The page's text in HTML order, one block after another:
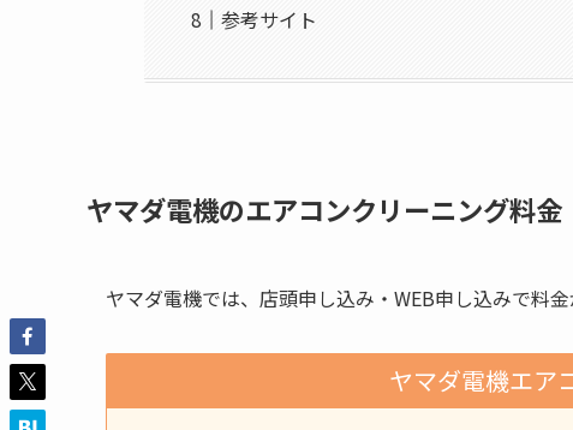
参考サイト
ヤマダ電機のエアコンクリーニング料金
ヤマダ電機では、店頭申し込み・WEB申し込みで料金
ヤマダ電機エア